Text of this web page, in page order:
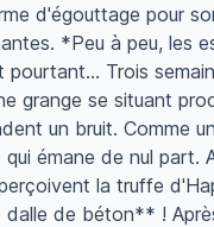
d'égouttage pour
*Peu à peu, les
Trois
grange se situant
un bruit. Comme
émane de nul part.
la truffe
de béton** !